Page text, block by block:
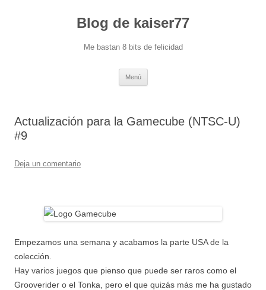
Blog de kaiser77
Me bastan 8 bits de felicidad
Menú
Actualización para la Gamecube (NTSC-U)
#9
Deja un comentario
Empezamos una semana y acabamos la parte USA de la
colección.
Hay varios juegos que pienso que puede ser raros como el
Grooverider o el Tonka, pero el que quizás más me ha gustado